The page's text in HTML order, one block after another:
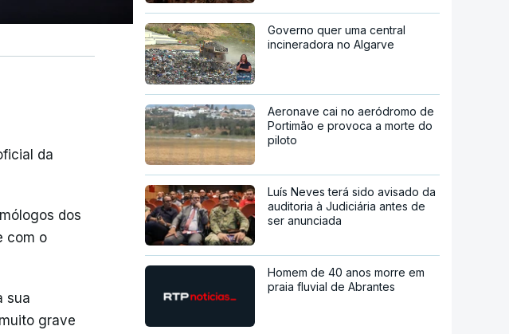
da
dos
com o
sua
grave
Governo quer uma central
incineradora no Algarve
Aeronave cai no aeródromo de
Portimão e provoca a morte do
piloto
Luís Neves terá sido avisado da
auditoria à Judiciária antes de
ser anunciada
Homem de 40 anos morre em
praia fluvial de Abrantes